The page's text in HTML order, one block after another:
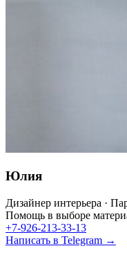
Юлия
Дизайнер интерьера ·
Помощь в выборе
+7-926-213-33-13
Написать в Telegram →